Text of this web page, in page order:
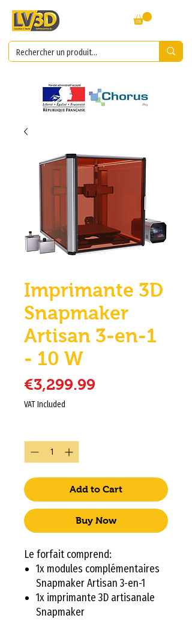
Imprimante 3D
Snapmaker
Artisan 3-en-1
- 10 W
€3,299.99
VAT Included
Add to Cart
Buy Now
Le forfait comprend:
1x modules complémentaires
Snapmaker Artisan 3-en-1
1x imprimante 3D artisanale
Snapmaker